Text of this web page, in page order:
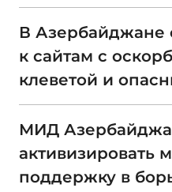
В Азербайджане
к сайтам с
клеветой и
МИД
активизировать
поддержку в